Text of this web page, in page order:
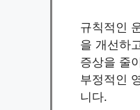
규칙적인
을 개선하
증상을 줄
부정적인
니다.